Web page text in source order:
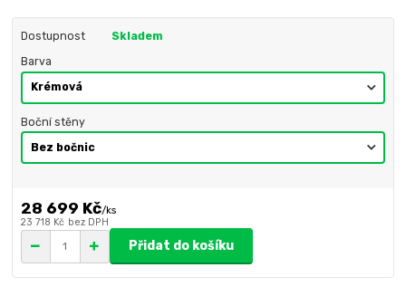
Dostupnost Skladem
Barva
Boční stěny
28 699 Kč/ks
23 718 Kč bez DPH
Přidat do košíku